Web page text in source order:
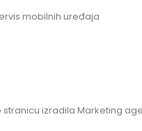
mobilnih uređaja
izradila Marketing